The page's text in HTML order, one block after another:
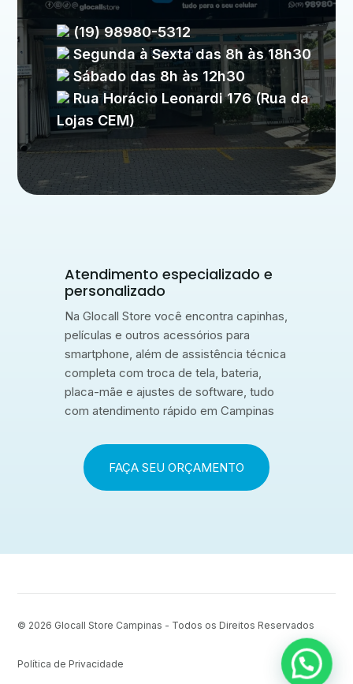
(19) 98980-5312
Segunda à Sexta das 8h às 18h30
Sábado das 8h às 12h30
Rua Horácio Leonardi 176 (Rua da
Lojas CEM)
Atendimento especializado e
personalizado
Na Glocall Store você encontra capinhas,
películas e outros acessórios para
smartphone, além de assistência técnica
completa com troca de tela, bateria,
placa-mãe e ajustes de software, tudo
com atendimento rápido em Campinas
FAÇA SEU ORÇAMENTO
© 2026 Glocall Store Campinas - Todos os Direitos Reservados
Política de Privacidade